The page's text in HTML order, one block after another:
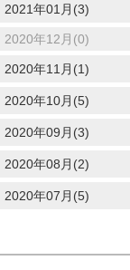
2021年01月(3)
2020年12月(0)
2020年11月(1)
2020年10月(5)
2020年09月(3)
2020年08月(2)
2020年07月(5)